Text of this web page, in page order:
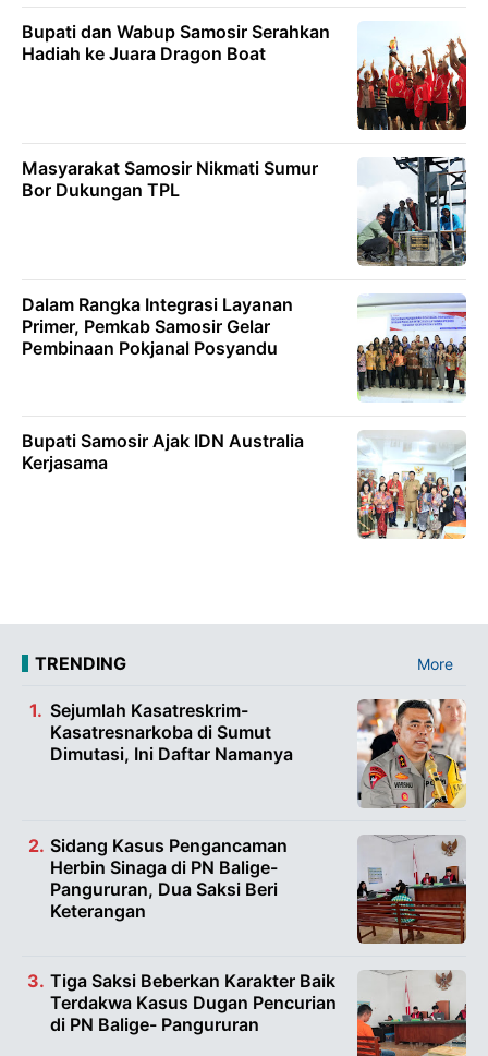
Bupati dan Wabup Samosir Serahkan
Hadiah ke Juara Dragon Boat
Masyarakat Samosir Nikmati Sumur
Bor Dukungan TPL
Dalam Rangka Integrasi Layanan
Primer, Pemkab Samosir Gelar
Pembinaan Pokjanal Posyandu
Bupati Samosir Ajak IDN Australia
Kerjasama
TRENDING More
Sejumlah Kasatreskrim-
Kasatresnarkoba di Sumut
Dimutasi, Ini Daftar Namanya
Sidang Kasus Pengancaman
Herbin Sinaga di PN Balige-
Pangururan, Dua Saksi Beri
Keterangan
Tiga Saksi Beberkan Karakter Baik
Terdakwa Kasus Dugan Pencurian
di PN Balige- Pangururan